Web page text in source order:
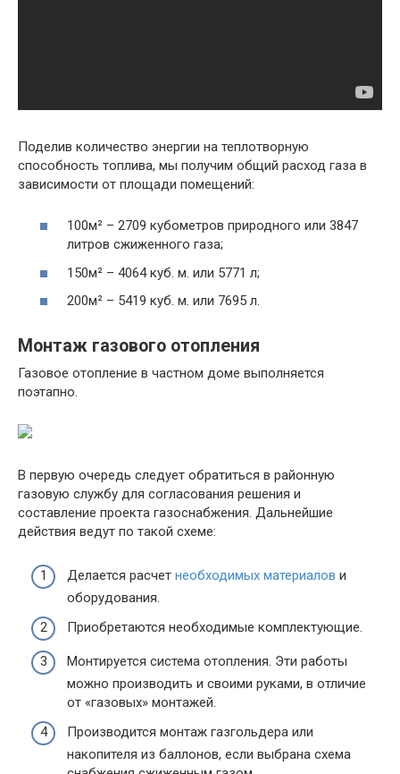
Поделив количество энергии на теплотворную
способность топлива, мы получим общий расход газа в
зависимости от площади помещений:
100м² – 2709 кубометров природного или 3847
литров сжиженного газа;
150м² – 4064 куб. м. или 5771 л;
200м² – 5419 куб. м. или 7695 л.
Монтаж газового отопления
Газовое отопление в частном доме выполняется
поэтапно.
В первую очередь следует обратиться в районную
газовую службу для согласования решения и
составление проекта газоснабжения. Дальнейшие
действия ведут по такой схеме:
Делается расчет необходимых материалов и
оборудования.
Приобретаются необходимые комплектующие.
Монтируется система отопления. Эти работы
можно производить и своими руками, в отличие
от «газовых» монтажей.
Производится монтаж газгольдера или
накопителя из баллонов, если выбрана схема